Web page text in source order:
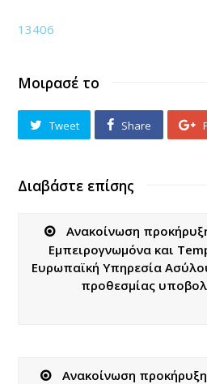
13406
Μοιρασέ το
Tweet Share
Διαβάστε επίσης
Ανακοίνωση
Εμπειρογνωμόνα και
Ευρωπαϊκή Υπηρεσία
προθεσμίας
Ανακοίνωση